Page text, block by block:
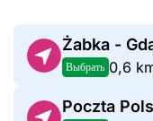
Żabka -
Выбрать 0,6
Poczta